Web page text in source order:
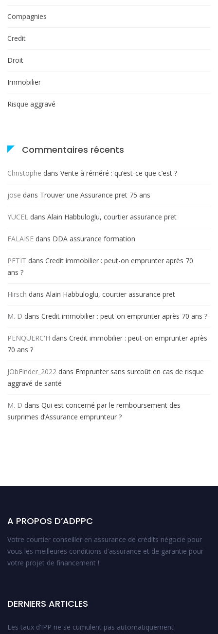
Compagnies
Credit
Droit
Immobilier
Risque aggravé
Commentaires récents
Christophe dans Vente à réméré : qu’est-ce que c’est ?
jose dans Trouver une Assurance pret 75 ans
YUCEL dans Alain Habbuloglu, courtier assurance pret
FALAISE dans DDA assurance formation
PETIT dans Credit immobilier : peut-on emprunter après 70
ans ?
Hirsch dans Alain Habbuloglu, courtier assurance pret
M. D dans Credit immobilier : peut-on emprunter après 70 ans ?
PENQUERC'H dans Credit immobilier : peut-on emprunter après
70 ans ?
JObFinder_2022 dans Emprunter sans surcoût en cas de risque
aggravé de santé
M. D dans Qui est concerné par le remboursement des
surprimes d’Assurance emprunteur ?
A PROPOS D’ADPPC
Votre courtier conseiller en assurance de crédits négocie pour
vous les meilleures conditions d'assurance et de garantie pour
votre projet de financement !
DERNIERS ARTICLES
Les taux d’IPP ne se cumulent pas automatiquement